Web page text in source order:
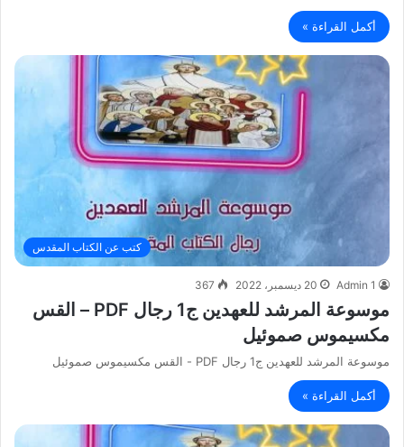
أكمل القراءة »
كتب عن الكتاب المقدس
Admin 1 20 ديسمبر، 2022 367
موسوعة المرشد للعهدين ج1 رجال PDF – القس
مكسيموس صموئيل
موسوعة المرشد للعهدين ج1 رجال PDF - القس مكسيموس صموئيل
أكمل القراءة »